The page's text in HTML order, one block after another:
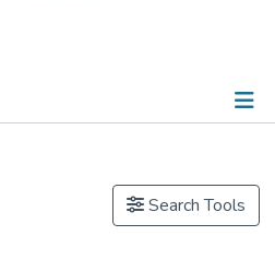
Search Tools